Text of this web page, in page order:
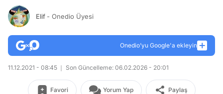
Elif - Onedio Üyesi
Onedio’yu Google'a ekleyin
11.12.2021 - 08:45 Son Güncelleme: 06.02.2026 - 20:01
Favori Yorum Yap Paylaş